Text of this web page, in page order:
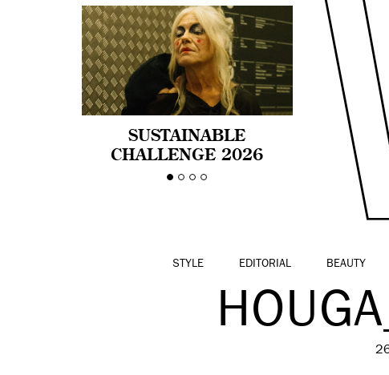
SUSTAINABLE
CHALLENGE 2026
CELEBRA LA
STYLE EDITORIAL BEAUTY